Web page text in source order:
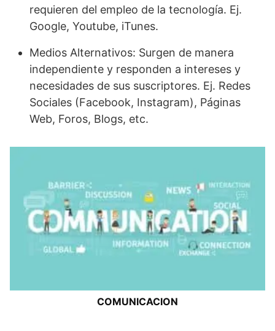
requieren del empleo de la tecnología. Ej.
Google, Youtube, iTunes.
Medios Alternativos: Surgen de manera
independiente y responden a intereses y
necesidades de sus suscriptores. Ej. Redes
Sociales (Facebook, Instagram), Páginas
Web, Foros, Blogs, etc.
COMUNICACION